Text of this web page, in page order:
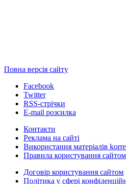
Повна версія сайту
Facebook
Twitter
RSS-стрічки
E-mail розсилка
Контакти
Реклама на сайті
Використання матеріалів
Правила користування сайтом
Договір користування сайтом
Політика у сфері